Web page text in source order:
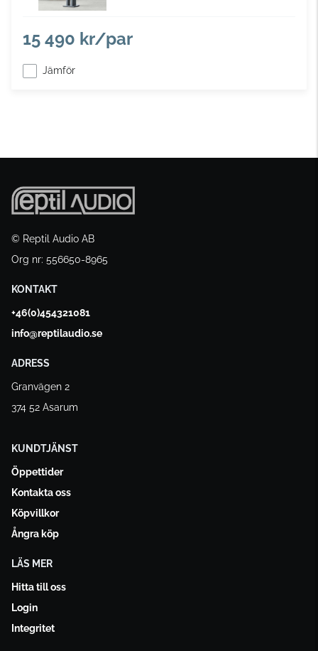
15 490 kr/par
Jämför
© Reptil Audio AB
Org nr: 556650-8965
KONTAKT
+46(0)454321081
info@reptilaudio.se
ADRESS
Granvägen 2
374 52 Asarum
KUNDTJÄNST
Öppettider
Kontakta oss
Köpvillkor
Ångra köp
LÄS MER
Hitta till oss
Login
Integritet